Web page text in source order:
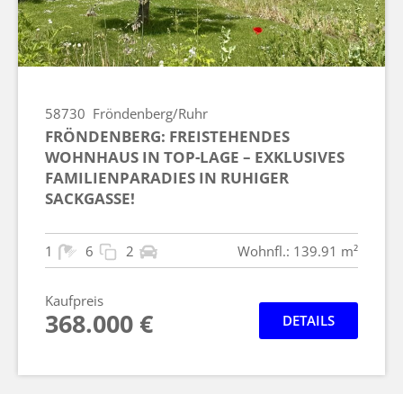
58730 Fröndenberg/Ruhr
FRÖNDENBERG: FREISTEHENDES
WOHNHAUS IN TOP-LAGE – EXKLUSIVES
FAMILIENPARADIES IN RUHIGER
SACKGASSE!
1 6 2 Wohnfl.: 139.91 m²
Kaufpreis
368.000 € DETAILS